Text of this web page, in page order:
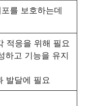
를 보호하는데
적응을 위해 필요
하고 기능을 유지
발달에 필요